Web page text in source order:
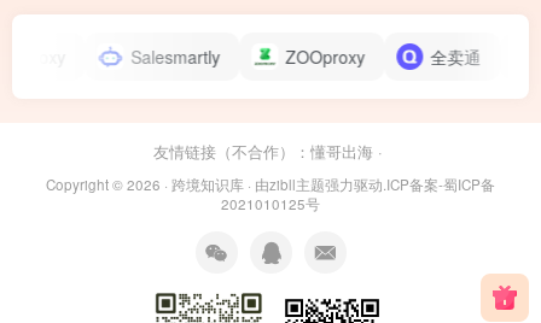
Salesmartly ZOOproxy 全卖通
友情链接（不合作）： 懂哥出海 ·
Copyright © 2026 · 跨境知识库 · 由zibll主题强力驱动.ICP备案-蜀ICP备
2021010125号